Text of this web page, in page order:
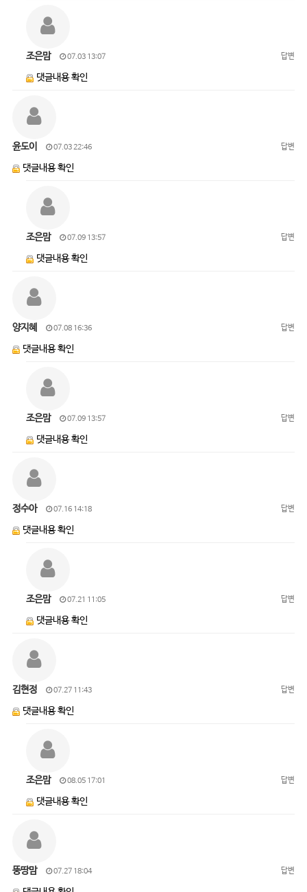
조은맘 07.03 13:07 답변
댓글내용 확인
윤도이 07.03 22:46 답변
댓글내용 확인
조은맘 07.09 13:57 답변
댓글내용 확인
양지혜 07.08 16:36 답변
댓글내용 확인
조은맘 07.09 13:57 답변
댓글내용 확인
정수아 07.16 14:18 답변
댓글내용 확인
조은맘 07.21 11:05 답변
댓글내용 확인
김현정 07.27 11:43 답변
댓글내용 확인
조은맘 08.05 17:01 답변
댓글내용 확인
뚱땅맘 07.27 18:04 답변